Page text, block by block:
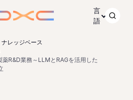
言
語
ナレッジベース
薬R&D業務～LLMとRAGを活用した